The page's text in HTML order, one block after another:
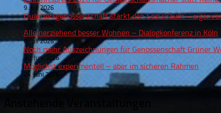
9. Juli 2026
Quartiersgenossenschaft stärkt den Sozialraum –
7. Juli 2026
Alleinerziehend besser Wohnen – Dialogkonferenz in Köln
6. Juli 2026
Noch mehr Auszeichnungen für Genossenschaft Grüner
30. Juni 2026
Möglichst experimentell – aber im sicheren Rahmen
24. Juni 2026